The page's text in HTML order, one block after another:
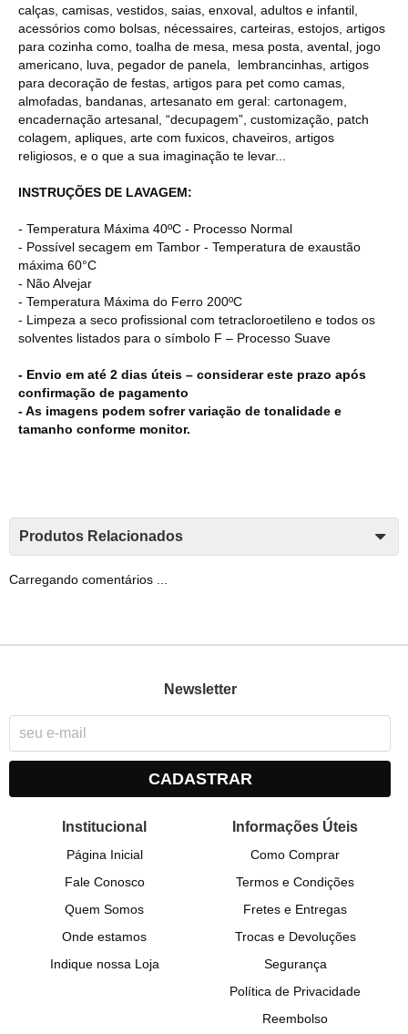
calças, camisas, vestidos, saias, enxoval, adultos e infantil,
acessórios como bolsas, nécessaires, carteiras, estojos, artigos
para cozinha como, toalha de mesa, mesa posta, avental, jogo
americano, luva, pegador de panela, lembrancinhas, artigos
para decoração de festas, artigos para pet como camas,
almofadas, bandanas, artesanato em geral: cartonagem,
encadernação artesanal, “decupagem”, customização, patch
colagem, apliques, arte com fuxicos, chaveiros, artigos
religiosos, e o que a sua imaginação te levar...
INSTRUÇÕES DE LAVAGEM:
- Temperatura Máxima 40ºC - Processo Normal
- Possível secagem em Tambor - Temperatura de exaustão
máxima 60°C
- Não Alvejar
- Temperatura Máxima do Ferro 200ºC
- Limpeza a seco profissional com tetracloroetileno e todos os
solventes listados para o símbolo F – Processo Suave
- Envio em até 2 dias úteis – considerar este prazo após
confirmação de pagamento
- As imagens podem sofrer variação de tonalidade e
tamanho conforme monitor.
Produtos Relacionados
Carregando comentários ...
Newsletter
CADASTRAR
Institucional
Página Inicial
Fale Conosco
Quem Somos
Onde estamos
Indique nossa Loja
Informações Úteis
Como Comprar
Termos e Condições
Fretes e Entregas
Trocas e Devoluções
Segurança
Política de Privacidade
Reembolso